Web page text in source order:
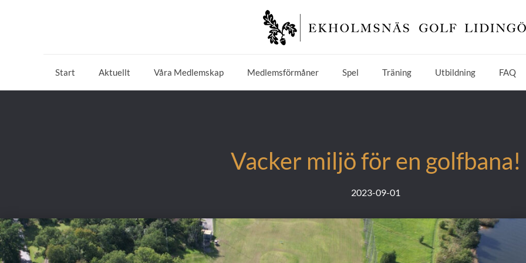
Start Aktuellt Våra Medlemskap Medlemsförmåner Spel Träning Utbildning FAQ
Vacker miljö för en golfbana!
2023-09-01